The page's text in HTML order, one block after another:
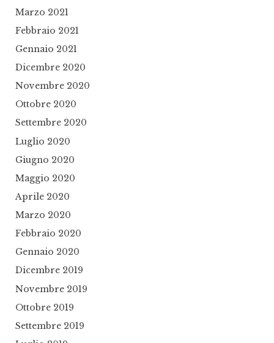
Marzo 2021
Febbraio 2021
Gennaio 2021
Dicembre 2020
Novembre 2020
Ottobre 2020
Settembre 2020
Luglio 2020
Giugno 2020
Maggio 2020
Aprile 2020
Marzo 2020
Febbraio 2020
Gennaio 2020
Dicembre 2019
Novembre 2019
Ottobre 2019
Settembre 2019